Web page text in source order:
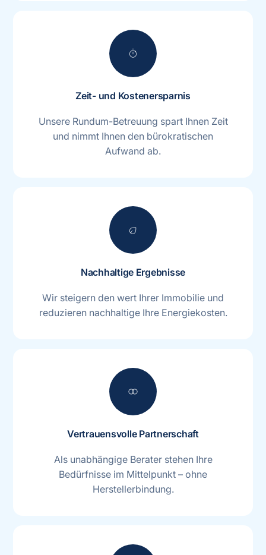
timer
Zeit- und Kostenersparnis
Unsere Rundum-Betreuung spart Ihnen Zeit
und nimmt Ihnen den bürokratischen
Aufwand ab.
eco
Nachhaltige Ergebnisse
Wir steigern den wert Ihrer Immobilie und
reduzieren nachhaltige Ihre Energiekosten.
join
Vertrauensvolle Partnerschaft
Als unabhängige Berater stehen Ihre
Bedürfnisse im Mittelpunkt – ohne
Herstellerbindung.